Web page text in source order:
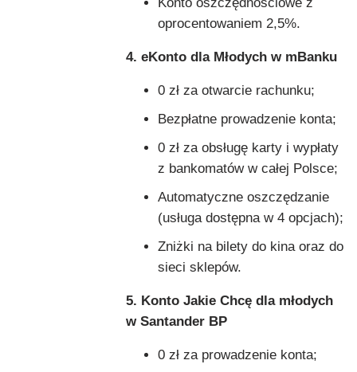
oprocentowaniem 2,5%.
4. eKonto dla Młodych w mBanku
0 zł za otwarcie rachunku;
Bezpłatne prowadzenie konta;
0 zł za obsługę karty i wypłaty
z bankomatów w całej Polsce;
Automatyczne oszczędzanie
(usługa dostępna w 4 opcjach);
Zniżki na bilety do kina oraz do
sieci sklepów.
5. Konto Jakie Chcę dla młodych
w Santander BP
0 zł za prowadzenie konta;